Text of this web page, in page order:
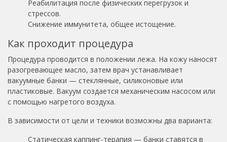
Реабилитация после физических перегрузок и
стрессов.
Снижение иммунитета, общее истощение.
Как проходит процедура
Процедура проводится в положении лежа. На кожу наносят
разогревающее масло, затем врач устанавливает
вакуумные банки — стеклянные, силиконовые или
пластиковые. Вакуум создается механическим насосом или
с помощью нагретого воздуха.
В зависимости от цели и техники возможны два варианта:
Статическая каппинг-терапия — банки ставятся в